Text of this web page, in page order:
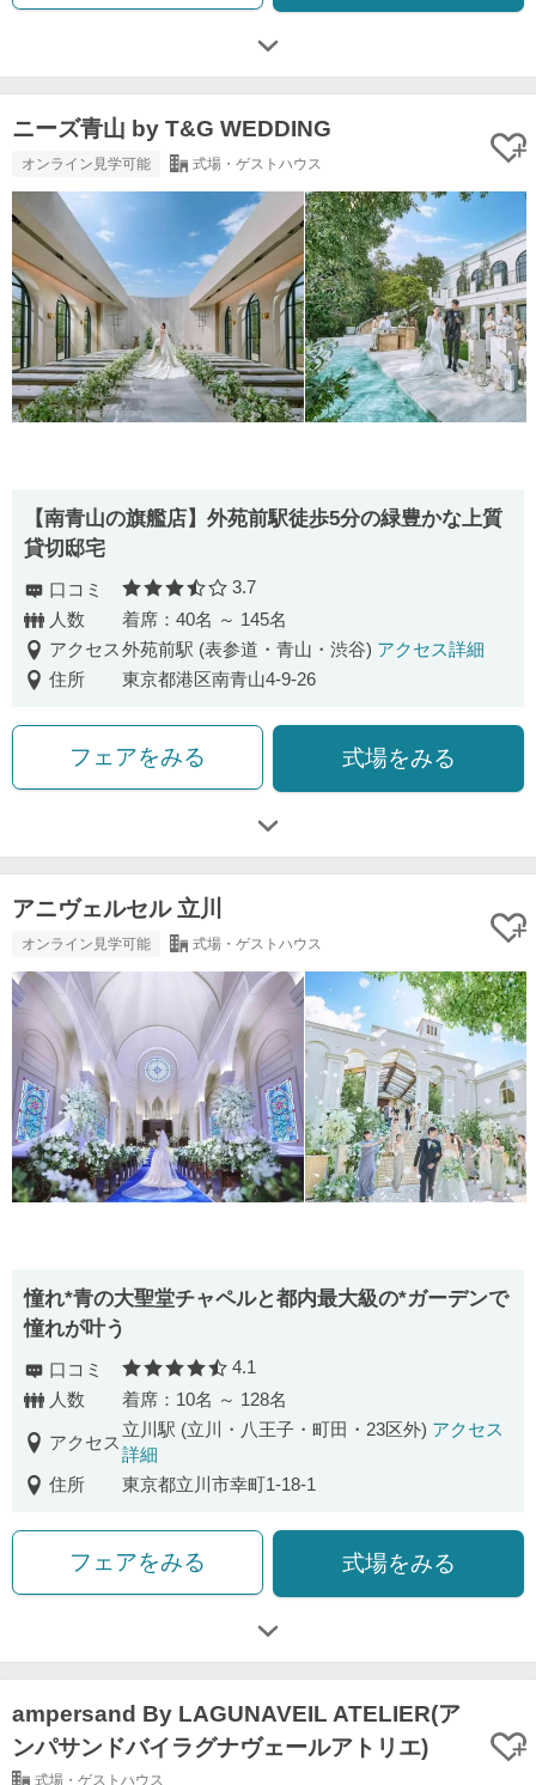
ニーズ青山 by T&G WEDDING
オンライン見学可能 式場・ゲストハウス
【南⻘⼭の旗艦店】外苑前駅徒歩5分の緑豊かな上質
貸切邸宅
口コミ 口コミ評価
3.7
人数
着席：40名 ～ 145名
アクセス外苑前駅 (表参道・青山・渋谷) アクセス詳細
住所
東京都港区南青山4-9-26
フェアをみる 式場をみる
アニヴェルセル 立川
オンライン見学可能 式場・ゲストハウス
憧れ*青の大聖堂チャペルと都内最大級の*ガーデンで
憧れが叶う
口コミ 口コミ評価
4.1
人数
着席：10名 ～ 128名
アクセス
立川駅 (立川・八王子・町田・23区外) アクセス
詳細
住所
東京都立川市幸町1-18-1
フェアをみる 式場をみる
ampersand By LAGUNAVEIL ATELIER(ア
ンパサンドバイラグナヴェールアトリエ)
式場・ゲストハウス